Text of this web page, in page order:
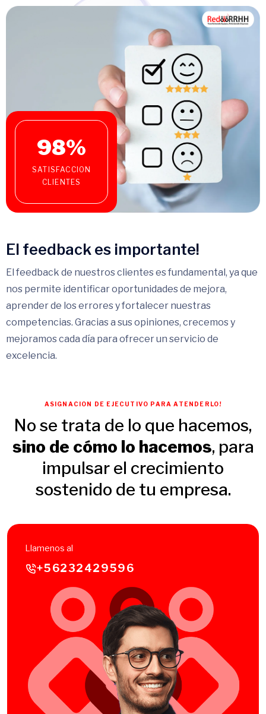
98%
SATISFACCION
CLIENTES
El feedback es importante!
El feedback de nuestros clientes es fundamental, ya que
nos permite identificar oportunidades de mejora,
aprender de los errores y fortalecer nuestras
competencias. Gracias a sus opiniones, crecemos y
mejoramos cada día para ofrecer un servicio de
excelencia.
ASIGNACION DE EJECUTIVO PARA ATENDERLO!
No se trata de lo que hacemos,
sino de cómo lo hacemos, para
impulsar el crecimiento
sostenido de tu empresa.
Llamenos al
+56232429596